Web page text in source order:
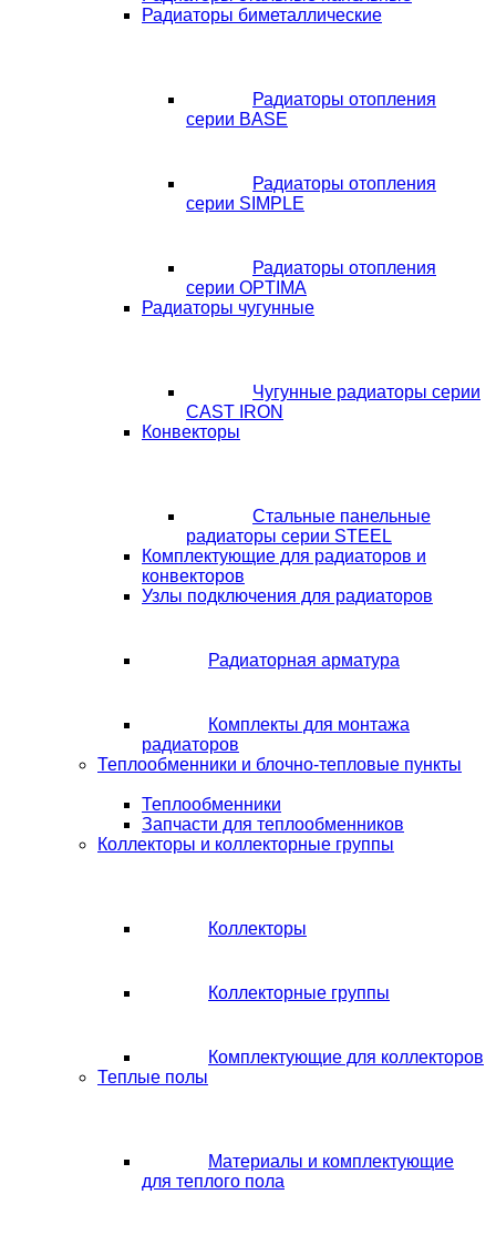
Радиаторы биметаллические
Радиаторы отопления
серии BASE
Радиаторы отопления
серии SIMPLE
Радиаторы отопления
серии OPTIMA
Радиаторы чугунные
Чугунные радиаторы серии
CAST IRON
Конвекторы
Стальные панельные
радиаторы серии STEEL
Комплектующие для радиаторов и
конвекторов
Узлы подключения для радиаторов
Радиаторная арматура
Комплекты для монтажа
радиаторов
Теплообменники и блочно-тепловые пункты
Теплообменники
Запчасти для теплообменников
Коллекторы и коллекторные группы
Коллекторы
Коллекторные группы
Комплектующие для коллекторов
Теплые полы
Материалы и комплектующие
для теплого пола